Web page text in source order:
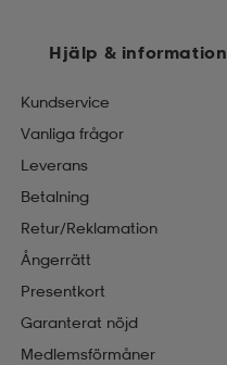
Hjälp & information
Kundservice
Vanliga frågor
Leverans
Betalning
Retur/Reklamation
Ångerrätt
Presentkort
Garanterat nöjd
Medlemsförmåner